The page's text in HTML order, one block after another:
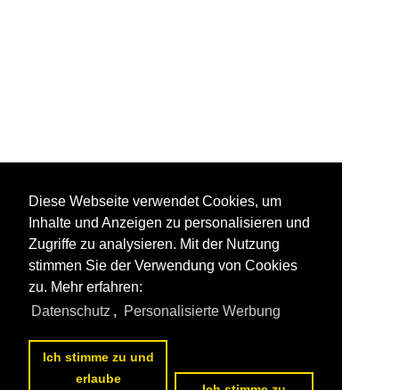
Diese Webseite verwendet Cookies, um
Inhalte und Anzeigen zu personalisieren und
Zugriffe zu analysieren. Mit der Nutzung
stimmen Sie der Verwendung von Cookies
zu. Mehr erfahren:
Datenschutz , Personalisierte Werbung
Ich stimme zu und
erlaube